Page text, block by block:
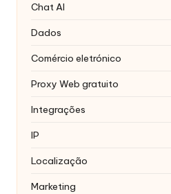
Chat AI
Dados
Comércio eletrónico
Proxy Web gratuito
Integrações
IP
Localização
Marketing